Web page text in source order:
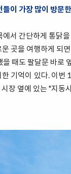
이 가장 많이 방문
서 간단하게 통닭
곳을 여행하게 되
때도 팔달문 바로
기억이 있다. 이
장 옆에 있는 "지동